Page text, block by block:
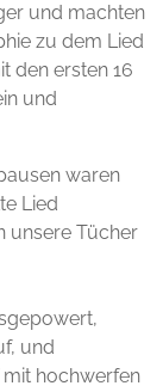
und machten
zu dem Lied
den ersten 16
und
waren
Lied
unsere Tücher
und
hochwerfen